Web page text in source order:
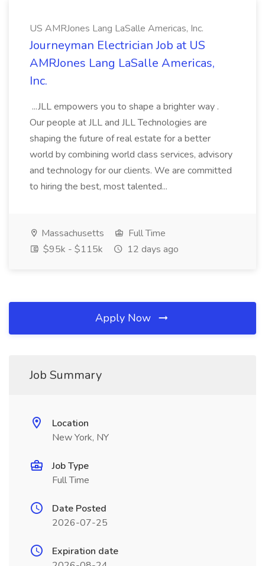
US AMRJones Lang LaSalle Americas, Inc.
Journeyman Electrician Job at US
AMRJones Lang LaSalle Americas,
Inc.
...JLL empowers you to shape a brighter way .
Our people at JLL and JLL Technologies are
shaping the future of real estate for a better
world by combining world class services, advisory
and technology for our clients. We are committed
to hiring the best, most talented...
Massachusetts
Full Time
$95k - $115k
12 days ago
Apply Now
Job Summary
Location
New York, NY
Job Type
Full Time
Date Posted
2026-07-25
Expiration date